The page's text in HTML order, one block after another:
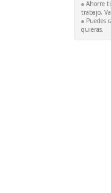
Ahorre
trabajo,
Puedes
quieras.